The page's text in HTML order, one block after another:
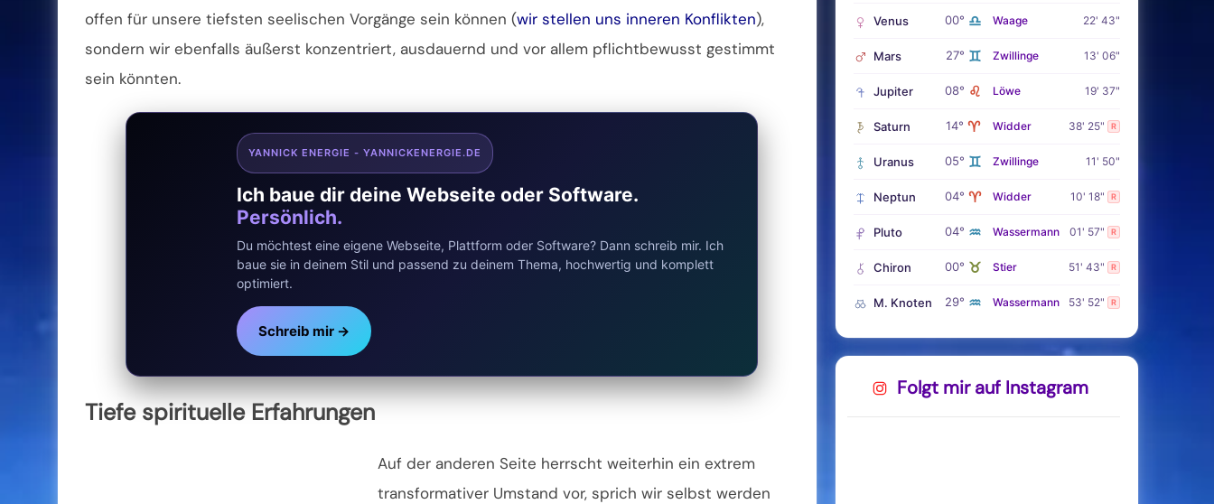
offen für unsere tiefsten seelischen Vorgänge sein können (wir stellen uns inneren Konflikten),
sondern wir ebenfalls äußerst konzentriert, ausdauernd und vor allem pflichtbewusst gestimmt
sein könnten.
YANNICK ENERGIE - YANNICKENERGIE.DE
Ich baue dir deine Webseite oder Software.
Persönlich.
Du möchtest eine eigene Webseite, Plattform oder Software? Dann schreib mir. Ich
baue sie in deinem Stil und passend zu deinem Thema, hochwertig und komplett
optimiert.
Schreib mir →
Tiefe spirituelle Erfahrungen
Auf der anderen Seite herrscht weiterhin ein extrem
transformativer Umstand vor, sprich wir selbst werden
Venus 00° ♎ Waage 22' 43"
Mars 27° ♊ Zwillinge 13' 06"
Jupiter 08° ♌ Löwe 19' 37"
Saturn 14° ♈ Widder 38' 25" R
Uranus 05° ♊ Zwillinge 11' 50"
Neptun 04° ♈ Widder 10' 18" R
Pluto 04° ♒ Wassermann 01' 57" R
Chiron 00° ♉ Stier 51' 43" R
M. Knoten 29° ♒ Wassermann 53' 52" R
Folgt mir auf Instagram